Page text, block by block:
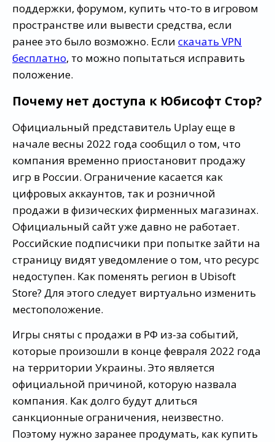
поддержки, форумом, купить что-то в игровом
пространстве или вывести средства, если
ранее это было возможно. Если скачать VPN
бесплатно, то можно попытаться исправить
положение.
Почему нет доступа к Юбисофт Стор?
Официальный представитель Uplay еще в
начале весны 2022 года сообщил о том, что
компания временно приостановит продажу
игр в России. Ограничение касается как
цифровых аккаунтов, так и розничной
продажи в физических фирменных магазинах.
Официальный сайт уже давно не работает.
Российские подписчики при попытке зайти на
страницу видят уведомление о том, что ресурс
недоступен. Как поменять регион в Ubisoft
Store? Для этого следует виртуально изменить
местоположение.
Игры сняты с продажи в РФ из-за событий,
которые произошли в конце февраля 2022 года
на территории Украины. Это является
официальной причиной, которую назвала
компания. Как долго будут длиться
санкционные ограничения, неизвестно.
Поэтому нужно заранее продумать, как купить